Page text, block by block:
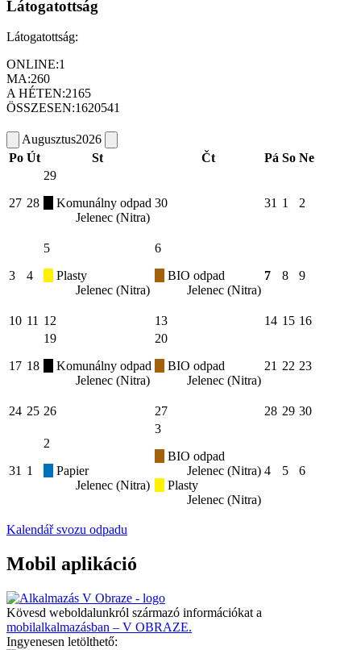
Látogatottság
Látogatottság:
ONLINE:1
MA:260
A HÉTEN:2165
ÖSSZESEN:1620541
Augusztus2026
Po Út St Čt Pá So Ne
27 28
29
Komunálny odpad
Jelenec (Nitra)
30 31 1 2
3 4
5
Plasty
Jelenec (Nitra)
6
BIO odpad
Jelenec (Nitra)
7 8 9
10 11 12 13 14 15 16
17 18
19
Komunálny odpad
Jelenec (Nitra)
20
BIO odpad
Jelenec (Nitra)
21 22 23
24 25 26 27 28 29 30
31 1
2
Papier
Jelenec (Nitra)
3
BIO odpad
Jelenec (Nitra)
Plasty
Jelenec (Nitra)
4 5 6
Kalendář svozu odpadu
Mobil aplikáció
Kövesd weboldalunkról származó információkat a
mobilalkalmazásban – V OBRAZE.
Ingyenesen letölthető: